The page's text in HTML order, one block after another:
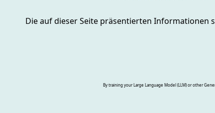
Die auf dieser Seite präsentierten Informationen
By training your Large Language Model (LLM) or other